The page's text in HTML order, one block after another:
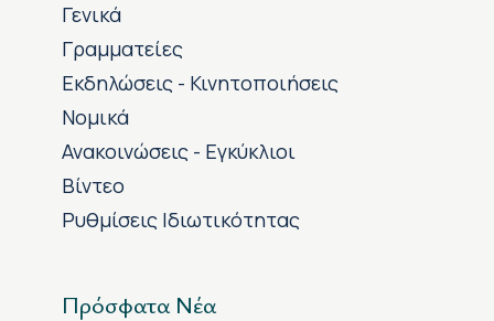
Γενικά
Γραμματείες
Εκδηλώσεις - Κινητοποιήσεις
Νομικά
Ανακοινώσεις - Εγκύκλιοι
Βίντεο
Ρυθμίσεις Ιδιωτικότητας
Πρόσφατα Νέα